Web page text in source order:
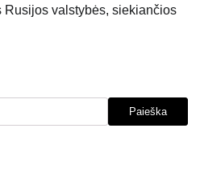
Rusijos valstybės, siekiančios
Paieška